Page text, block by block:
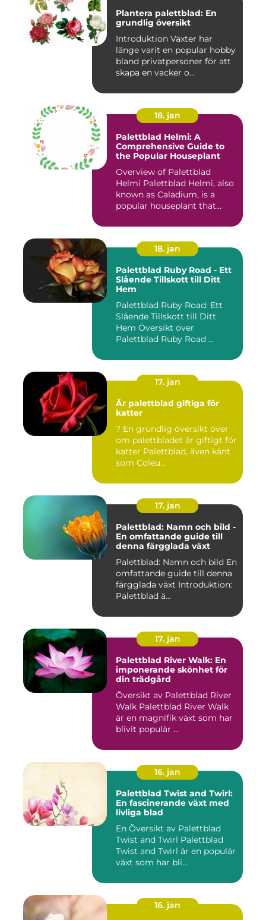
Plantera palettblad: En
grundlig översikt
Introduktion Växter har
länge varit en popular hobby
bland privatpersoner för att
skapa en vacker o...
18. jan
Palettblad Helmi: A
Comprehensive Guide to
the Popular Houseplant
Overview of Palettblad
Helmi Palettblad Helmi, also
known as Caladium, is a
popular houseplant that...
18. jan
Palettblad Ruby Road - Ett
Slående Tillskott till Ditt
Hem
Palettblad Ruby Road: Ett
Slående Tillskott till Ditt
Hem Översikt över
Palettblad Ruby Road ...
17. jan
Är palettblad giftiga för
katter
? En grundlig översikt över
om palettbladet är giftigt för
katter Palettblad, även känt
som Coleu...
17. jan
Palettblad: Namn och bild -
En omfattande guide till
denna färgglada växt
Palettblad: Namn och bild En
omfattande guide till denna
färgglada växt Introduktion:
Palettblad ä...
17. jan
Palettblad River Walk: En
imponerande skönhet för
din trädgård
Översikt av Palettblad River
Walk Palettblad River Walk
är en magnifik växt som har
blivit populär ...
16. jan
Palettblad Twist and Twirl:
En fascinerande växt med
livliga blad
En Översikt av Palettblad
Twist and Twirl Palettblad
Twist and Twirl är en populär
växt som har bli...
16. jan